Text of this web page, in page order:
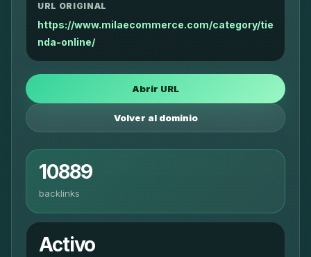
URL ORIGINAL
https://www.milaecommerce.com/category/tie
nda-online/
Abrir URL
Volver al dominio
10889
backlinks
Activo